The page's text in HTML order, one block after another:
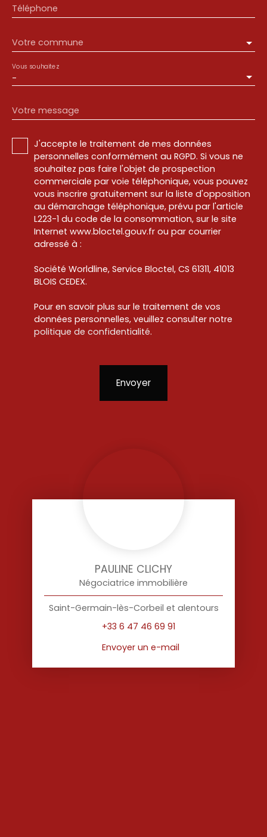
Téléphone
Votre commune
-
Vous souhaitez
Votre message
J'accepte le traitement de mes données
personnelles conformément au RGPD. Si vous ne
souhaitez pas faire l'objet de prospection
commerciale par voie téléphonique, vous pouvez
vous inscrire gratuitement sur la liste d'opposition
au démarchage téléphonique, prévu par l'article
L223-1 du code de la consommation, sur le site
Internet www.bloctel.gouv.fr ou par courrier
adressé à :
Société Worldline, Service Bloctel, CS 61311, 41013
BLOIS CEDEX.
Pour en savoir plus sur le traitement de vos
données personnelles, veuillez consulter notre
politique de confidentialité.
Envoyer
PAULINE CLICHY
Négociatrice immobilière
Saint-Germain-lès-Corbeil et alentours
+33 6 47 46 69 91
Envoyer un e-mail